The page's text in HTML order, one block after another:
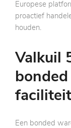
Europese
proactief
houden.
Valkuil
Een bonded